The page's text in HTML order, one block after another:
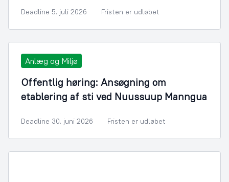
Deadline 5. juli 2026 Fristen er udløbet
Anlæg og Miljø
Offentlig høring: Ansøgning om
etablering af sti ved Nuussuup Manngua
Deadline 30. juni 2026 Fristen er udløbet